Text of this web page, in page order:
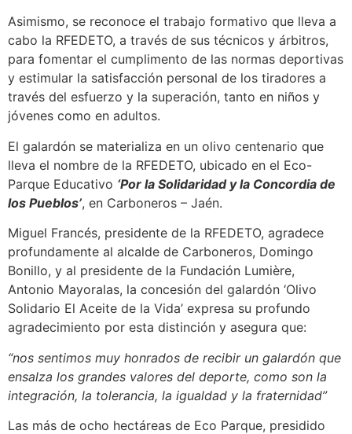
Asimismo, se reconoce el trabajo formativo que lleva a
cabo la RFEDETO, a través de sus técnicos y árbitros,
para fomentar el cumplimento de las normas deportivas
y estimular la satisfacción personal de los tiradores a
través del esfuerzo y la superación, tanto en niños y
jóvenes como en adultos.
El galardón se materializa en un olivo centenario que
lleva el nombre de la RFEDETO, ubicado en el Eco-
Parque Educativo ‘Por la Solidaridad y la Concordia de
los Pueblos’, en Carboneros – Jaén.
Miguel Francés, presidente de la RFEDETO, agradece
profundamente al alcalde de Carboneros, Domingo
Bonillo, y al presidente de la Fundación Lumière,
Antonio Mayoralas, la concesión del galardón ‘Olivo
Solidario El Aceite de la Vida’ expresa su profundo
agradecimiento por esta distinción y asegura que:
“nos sentimos muy honrados de recibir un galardón que
ensalza los grandes valores del deporte, como son la
integración, la tolerancia, la igualdad y la fraternidad”
Las más de ocho hectáreas de Eco Parque, presidido